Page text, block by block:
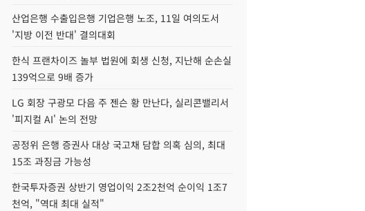
산업은행 수출입은행 기업은행 노조, 11일 여의도서
'지방 이전 반대' 결의대회
한식 프랜차이즈 놀부 법원에 회생 신청, 지난해 순손실
139억으로 9배 증가
LG 회장 구광모 다음 주 젠슨 황 만난다, 실리콘밸리서
'피지컬 AI' 논의 전망
공정위 은행 증권사 대상 국고채 담합 의혹 심의, 최대
15조 과징금 가능성
한국투자증권 상반기 영업이익 2조2천억 순이익 1조7
천억, "역대 최대 실적"